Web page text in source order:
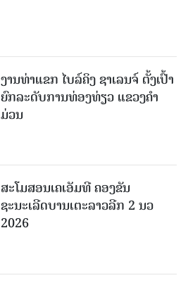
ງານທ່າແຂກ ໄບລ໌ຄິງ ຊາເລນຈ໌ ຕັ້ງເປົ້າ
ຍົກລະດັບການທ່ອງທ່ຽວ ແຂວງຄໍາ
ມ່ວນ
ສະໂມສອນເຄເອັມທີ ຄອງຂັນ
ຊະນະເລີດບານເຕະລາວລີກ 2 ນວ
2026